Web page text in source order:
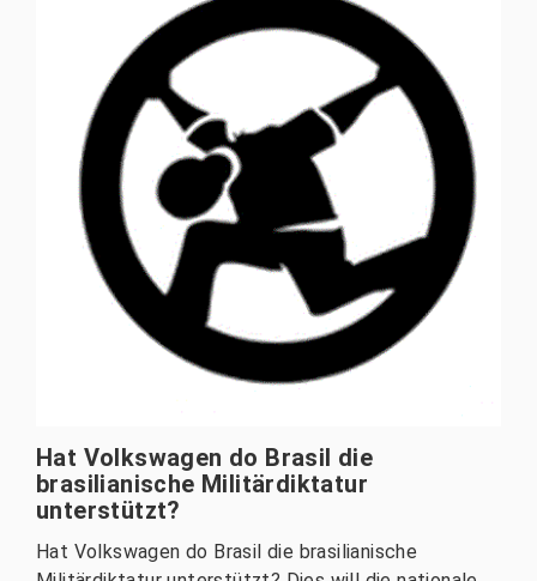
Hat Volkswagen do Brasil die
brasilianische Militärdiktatur
unterstützt?
Hat Volkswagen do Brasil die brasilianische